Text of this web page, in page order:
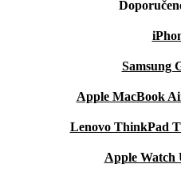
Samsung
Apple MacBook
Lenovo ThinkPad
Apple Watch